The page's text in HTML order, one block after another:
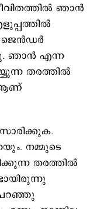
ഞാൻ
ജെന്‍ഡർ
ഞാൻ എന്ന
തരത്തിൽ
ആണ്
നമ്മുടെ
തരത്തിൽ
പറഞ്ഞു